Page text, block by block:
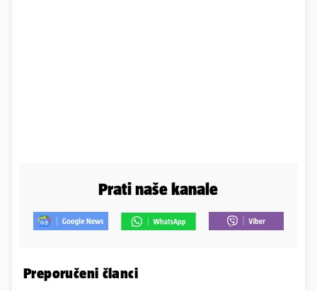
Prati naše kanale
Preporučeni članci